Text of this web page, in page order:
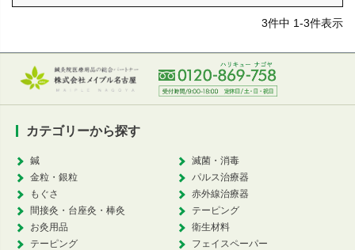
3件中 1-3件表示
カテゴリーから探す
鍼
金粒・銀粒
もぐさ
間接灸・台座灸・棒灸
お灸用品
テーピング
滅菌・消毒
パルス治療器
赤外線治療器
テーピング
衛生材料
フェイスペーパー